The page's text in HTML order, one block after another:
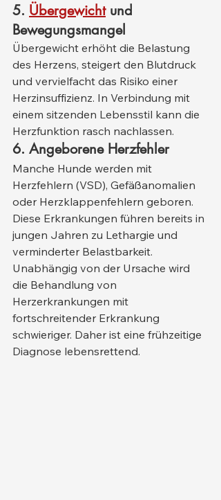
5. Übergewicht und
Bewegungsmangel
Übergewicht erhöht die Belastung
des Herzens, steigert den Blutdruck
und vervielfacht das Risiko einer
Herzinsuffizienz. In Verbindung mit
einem sitzenden Lebensstil kann die
Herzfunktion rasch nachlassen.
6. Angeborene Herzfehler
Manche Hunde werden mit
Herzfehlern (VSD), Gefäßanomalien
oder Herzklappenfehlern geboren.
Diese Erkrankungen führen bereits in
jungen Jahren zu Lethargie und
verminderter Belastbarkeit.
Unabhängig von der Ursache wird
die Behandlung von
Herzerkrankungen mit
fortschreitender Erkrankung
schwieriger. Daher ist eine frühzeitige
Diagnose lebensrettend.